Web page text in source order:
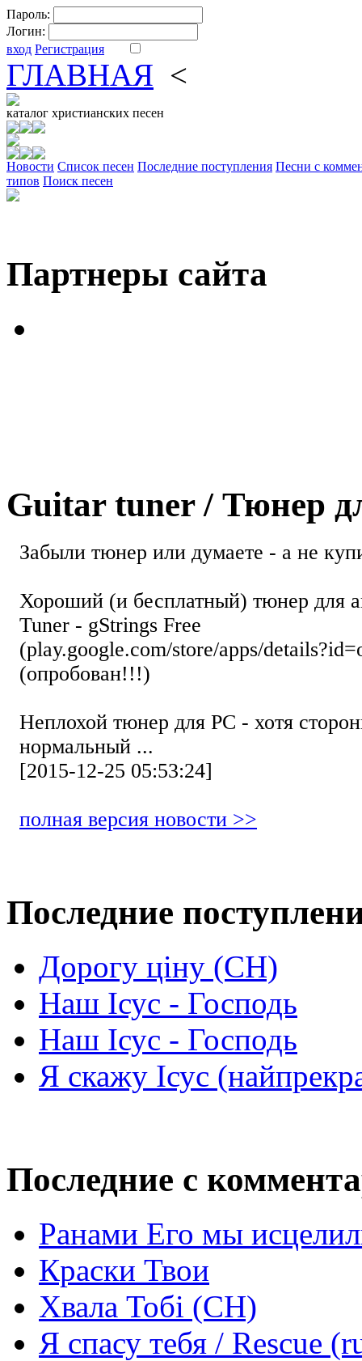
Пароль:
Логин:
вход Регистрация
ГЛАВНАЯ <
каталог христианских песен
Новости Cписок песен Последние поступления Песни с
типов Поиск песен
Партнеры сайта
Guitar tuner / Тюнер
Забыли тюнер или думаете - а не
Хороший (и бесплатный) тюнер для
Tuner - gStrings Free
(play.google.com/store/apps/
(опробован!!!)
Неплохой тюнер для РС - хотя
нормальный ...
[2015-12-25 05:53:24]
полная версия новости >>
Последние
Дорогу ціну (СН)
Наш Ісус - Господь
Наш Ісус - Господь
Я скажу Ісус
Последние с
Ранами Его мы
Краски Твои
Хвала Тобі (СН)
Я спасу тебя / Rescue